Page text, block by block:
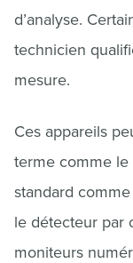
d’analyse.
technicien
mesure.
Ces appareils
terme comme le
standard
le détecteur par
moniteurs